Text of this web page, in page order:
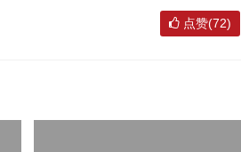
点赞(72)